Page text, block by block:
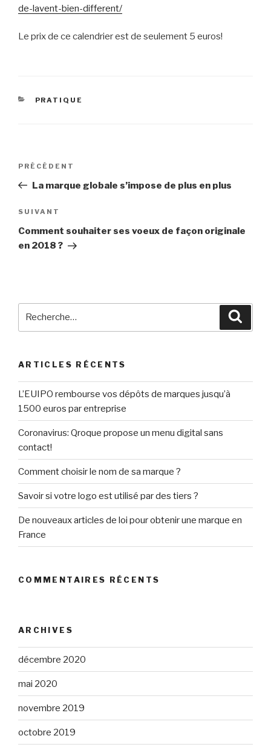
de-lavent-bien-different/
Le prix de ce calendrier est de seulement 5 euros!
CATÉGORIES
PRATIQUE
Navigation
Article
précédent
PRÉCÉDENT
La marque globale s’impose de plus en plus
Article
suivant
SUIVANT
Comment souhaiter ses voeux de façon originale
en 2018 ?
ARTICLES RÉCENTS
L’EUIPO rembourse vos dépôts de marques jusqu’à
1500 euros par entreprise
Coronavirus: Qroque propose un menu digital sans
contact!
Comment choisir le nom de sa marque ?
Savoir si votre logo est utilisé par des tiers ?
De nouveaux articles de loi pour obtenir une marque en
France
COMMENTAIRES RÉCENTS
ARCHIVES
décembre 2020
mai 2020
novembre 2019
octobre 2019